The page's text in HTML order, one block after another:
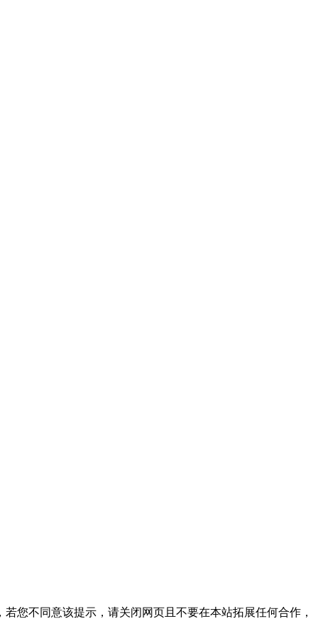
您不同意该提示，请关闭网页且不要在本站拓展任何合作，